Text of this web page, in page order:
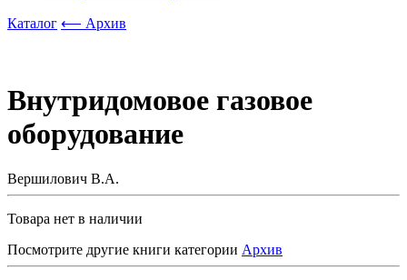
Каталог ⟵ Архив
Внутридомовое газовое
оборудование
Вершилович В.А.
Товара нет в наличии
Посмотрите другие книги категории Архив